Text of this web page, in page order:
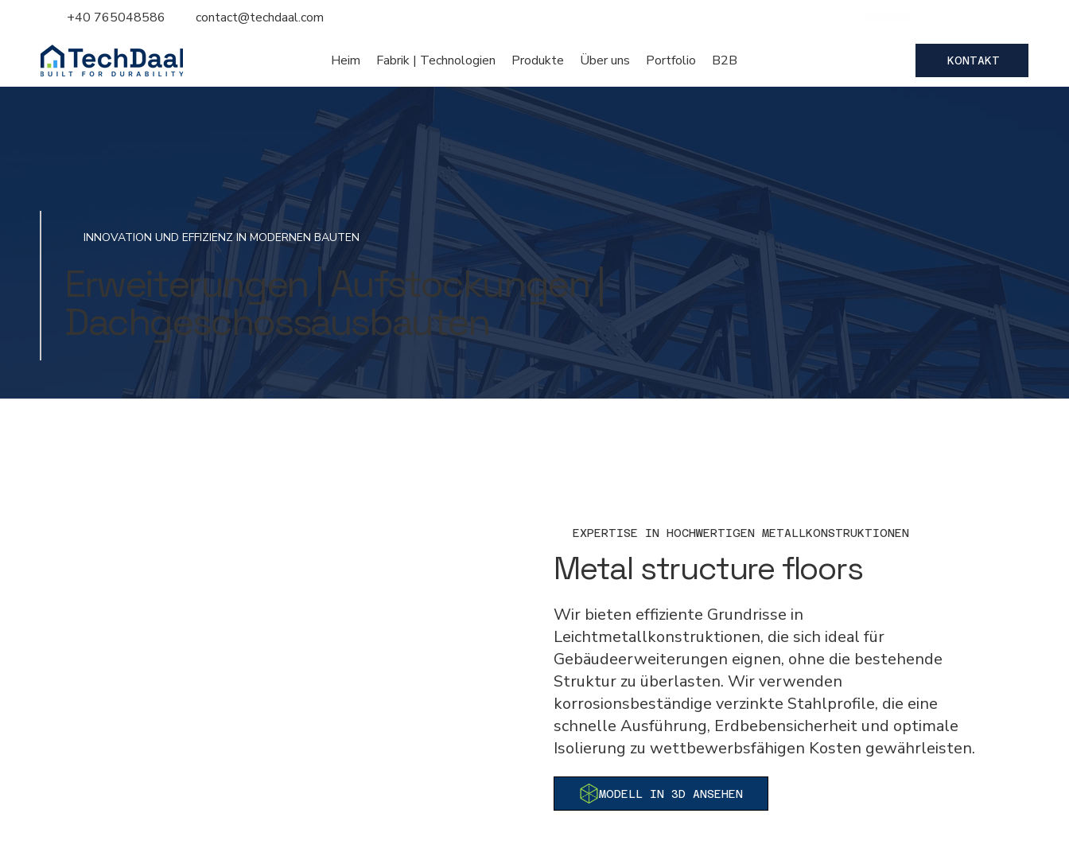
+40 765048586 contact@techdaal.com
Heim Fabrik | Technologien Produkte Über uns Portfolio B2B KONTAKT
INNOVATION UND EFFIZIENZ IN MODERNEN BAUTEN
Erweiterungen | Aufstockungen |
Dachgeschossausbauten
EXPERTISE IN HOCHWERTIGEN METALLKONSTRUKTIONEN
Metal structure floors
Wir bieten effiziente Grundrisse in
Leichtmetallkonstruktionen, die sich ideal für
Gebäudeerweiterungen eignen, ohne die bestehende
Struktur zu überlasten. Wir verwenden
korrosionsbeständige verzinkte Stahlprofile, die eine
schnelle Ausführung, Erdbebensicherheit und optimale
Isolierung zu wettbewerbsfähigen Kosten gewährleisten.
MODELL IN 3D ANSEHEN